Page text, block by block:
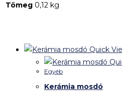
Tömeg 0,12 kg
Quick
Egyéb
Kerámia mosdó